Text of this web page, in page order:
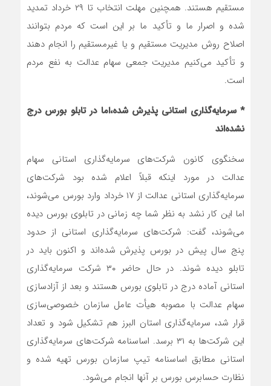
مستقیم هستند. همچنین مهلت انتخاب تا ۲۹ خرداد تمدید
شده و اصرار ما و تأکید ما بر این است که مردم بتوانند
اصلاح روش مدیریت مستقیم و یا غیرمستقیم را انجام دهند
و تأکید می‌کنیم مدیریت جمعی سهام عدالت به نفع مردم
است.
* سرمایه‌گذاری استانی پذیرش شده،‌اما در تابلو بورس درج
نشده‌اند
سخنگوی کانون شرکت‌های سرمایه‌گذاری استانی سهام
عدالت در مورد اینکه قبلاً اعلام شده بود شرکت‌های
سرمایه‌گذاری استانی عدالت از ۱۷ خرداد وارد بورس می‌شوند،
اما این کار نشد به نظر شما چه زمانی در تابلوی بورس دیده
می‌شوند، گفت: شرکت‌های سرمایه‌گذاری استانی از حدود
پنج سال پیش در بورس پذیرش شده‌اند و اکنون باید در
تابلو دیده شوند. در حال حاضر ۳۰ شرکت سرمایه‌گذاری
استانی آماده درج در تابلوی بورس هستند و بعد از آزادسازی
سهام عدالت با مصوبه هیأت عامل سازمان خصوصی‌سازی
قرار شد، سرمایه‌گذاری استان البرز هم تشکیل شود و تعداد
این شرکت‌ها به ۳۱ برسد. اساسنامه شرکت‌های سرمایه‌گذاری
استانی مطابق اساسنامه تیپ سازمان بورس تهیه شده و
نظارت حسابرس بورس بر آنها انجام می‌شود.